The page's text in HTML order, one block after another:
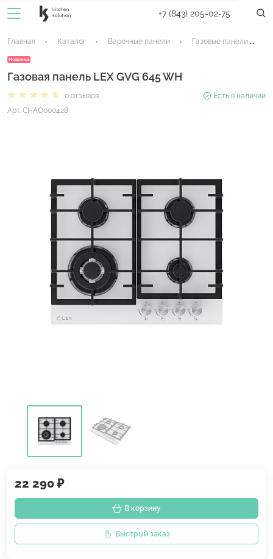
+7 (843) 205-02-75
Главная Каталог Варочные панели Газовые панели
Новинка
Газовая панель LEX GVG 645 WH
0 отзывов
Есть в наличии
Арт. CHAO000428
22 290 ₽
В корзину
Быстрый заказ